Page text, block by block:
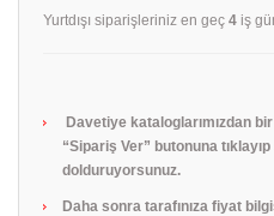
Yurtdışı siparişleriniz en geç 4 iş
Davetiye kataloglarımızdan
“Sipariş Ver” butonuna
dolduruyorsunuz.
Daha sonra tarafınıza fiyat